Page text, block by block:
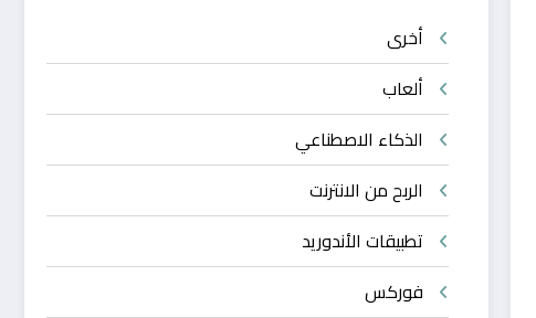
أخرى
ألعاب
الذكاء الاصطناعي
الربح من الانترنت
تطبيقات الأندوريد
فوركس